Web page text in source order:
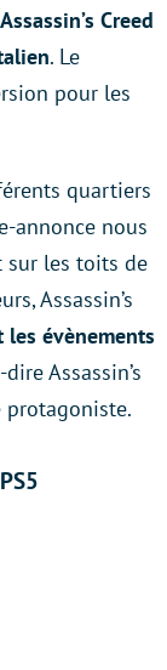
Assassin’s Creed
. Le
pour les
quartiers
annonce nous
sur les toits de
Assassin’s
les évènements
Assassin’s
protagoniste.